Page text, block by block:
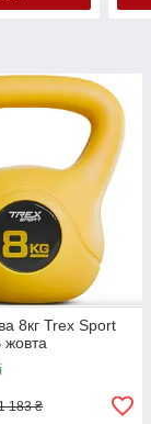
8кг Trex Sport
жовта
183 ₴